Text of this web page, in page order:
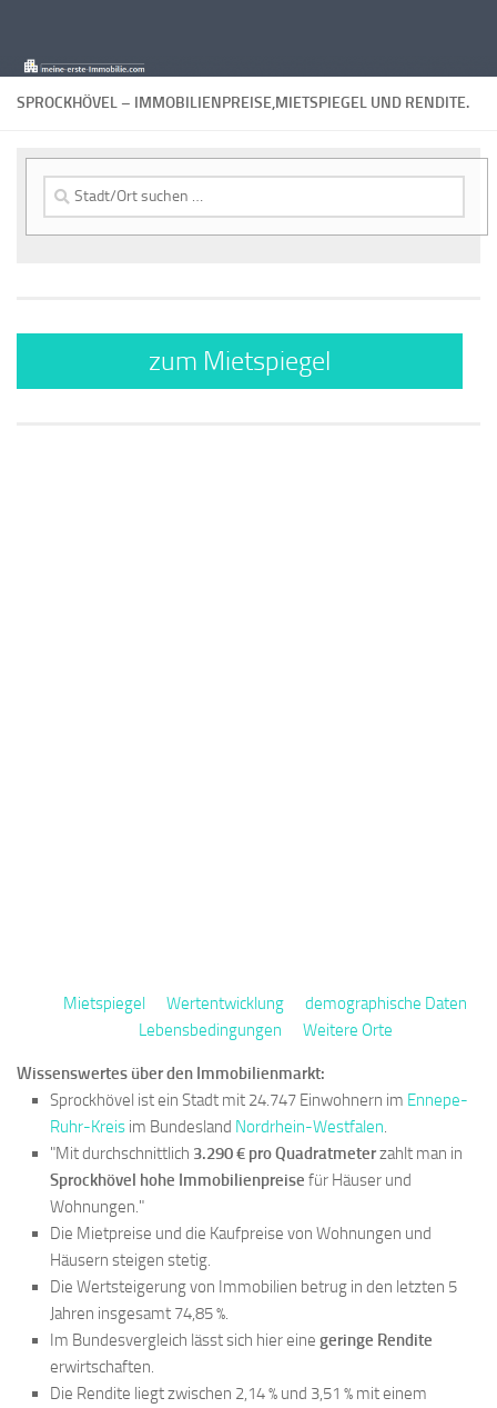
SPROCKHÖVEL – IMMOBILIENPREISE,MIETSPIEGEL UND RENDITE.
nach:
zum Mietspiegel
Mietspiegel Wertentwicklung
demographische Daten
Lebensbedingungen
Weitere Orte
Wissenswertes über den Immobilienmarkt:
Sprockhövel ist ein Stadt mit 24.747 Einwohnern im Ennepe-
Ruhr-Kreis im Bundesland Nordrhein-Westfalen.
"Mit durchschnittlich 3.290 € pro Quadratmeterzahlt man in
Sprockhövel hohe Immobilienpreise für Häuser und
Wohnungen."
Die Mietpreise und die Kaufpreise von Wohnungen und
Häusern steigen stetig.
Die Wertsteigerung von Immobilien betrug in den letzten 5
Jahren insgesamt 74,85 %.
Im Bundesvergleich lässt sich hier eine geringe Rendite
erwirtschaften.
Die Rendite liegt zwischen 2,14 % und 3,51 % mit einem